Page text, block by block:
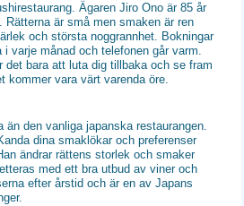
Ägaren Jiro Ono är 85 år
Rätterna är små men smaken är ren
och största noggrannhet. Bokningar
varje månad och telefonen går varm.
det bara att luta dig tillbaka och se fram
kommer vara värt varenda öre.
än den vanliga japanska restaurangen.
dina smaklökar och preferenser
ändrar rättens storlek och smaker
med ett bra utbud av viner och
efter årstid och är en av Japans